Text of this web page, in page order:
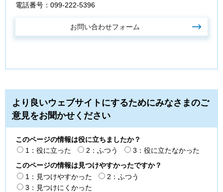
電話番号：099-222-5396
より良いウェブサイトにするためにみなさまのご
意見をお聞かせください
このページの情報は役に立ちましたか？
1：役に立った
2：ふつう
3：役に立たなかった
このページの情報は見つけやすかったですか？
1：見つけやすかった
2：ふつう
3：見つけにくかった